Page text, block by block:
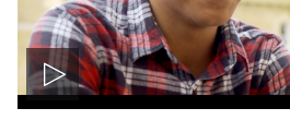
Reproducir